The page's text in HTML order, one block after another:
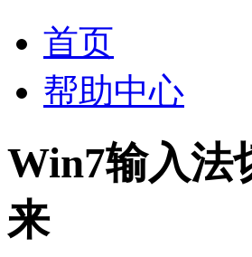
首页
帮助中心
Win7输入法
来